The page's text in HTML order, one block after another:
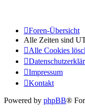
Foren-Übersicht
Alle Zeiten sind
Alle Cookies
Impressum
Kontakt
Powered by phpBB®